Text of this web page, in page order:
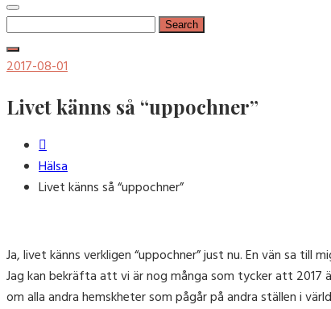
Search
for:
Posted
2017-08-01
Livet känns så “uppochner”
Hälsa
Livet känns så “uppochner”
Ja, livet känns verkligen “uppochner” just nu. En vän sa
Jag kan bekräfta att vi är nog många som tycker att
om alla andra hemskheter som pågår på andra ställen i